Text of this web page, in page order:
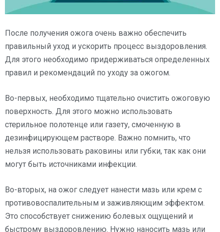
После получения ожога очень важно обеспечить
правильный уход и ускорить процесс выздоровления.
Для этого необходимо придерживаться определенных
правил и рекомендаций по уходу за ожогом.
Во-первых, необходимо тщательно очистить ожоговую
поверхность. Для этого можно использовать
стерильное полотенце или газету, смоченную в
дезинфицирующем растворе. Важно помнить, что
нельзя использовать раковины или губки, так как они
могут быть источниками инфекции.
Во-вторых, на ожог следует нанести мазь или крем с
противовоспалительным и заживляющим эффектом.
Это способствует снижению болевых ощущений и
быстрому выздоровлению. Нужно наносить мазь или